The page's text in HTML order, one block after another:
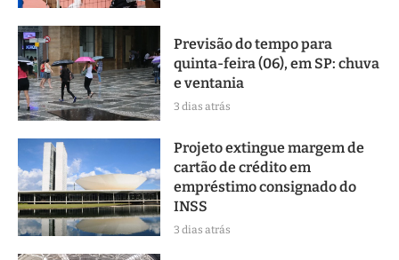
Previsão do tempo para
quinta-feira (06), em SP: chuva
e ventania
3 dias atrás
Projeto extingue margem de
cartão de crédito em
empréstimo consignado do
INSS
3 dias atrás